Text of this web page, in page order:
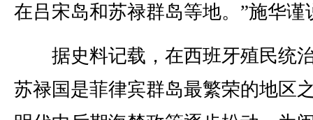
在吕宋岛和苏禄群岛等地。”施华谨
据史料记载，在西班牙殖民统
苏禄国是菲律宾群岛最繁荣的地区